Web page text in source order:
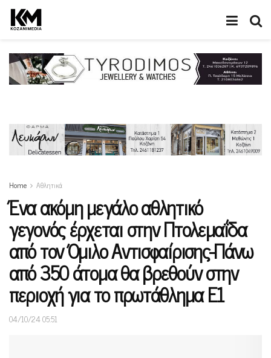
Home Αθλητικά
Ένα ακόμη μεγάλο αθλητικό
γεγονός έρχεται στην Πτολεμαΐδα
από τον Όμιλο Αντισφαίρισης-Πάνω
από 350 άτομα θα βρεθούν στην
περιοχή για το πρωτάθλημα Ε1
04/10/24 05:51